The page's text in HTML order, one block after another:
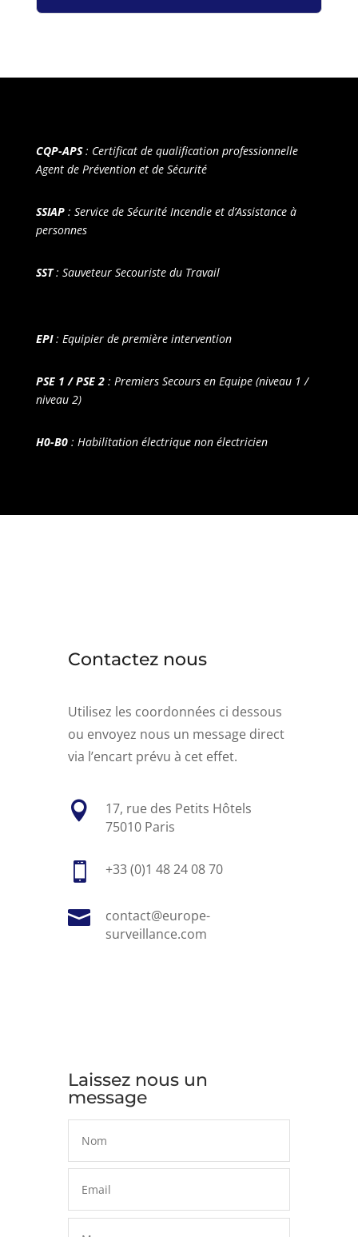
CQP-APS: Certificat de qualification professionnelle
Agent de Prévention et de Sécurité
SSIAP: Service de Sécurité Incendie et d’Assistance à
personnes
SST: Sauveteur Secouriste du Travail
EPI: Equipier de première intervention
PSE 1 / PSE 2: Premiers Secours en Equipe (niveau 1 /
niveau 2)
H0-B0: Habilitation électrique non électricien
Contactez nous
Utilisez les coordonnées ci dessous
ou envoyez nous un message direct
via l’encart prévu à cet effet.

17, rue des Petits Hôtels
75010 Paris
 +33 (0)1 48 24 08 70

contact@europe-
surveillance.com
Laissez nous un
message